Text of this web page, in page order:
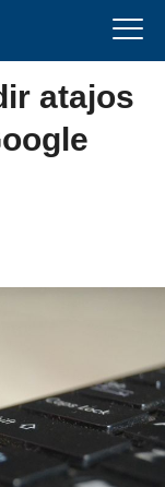
atajos